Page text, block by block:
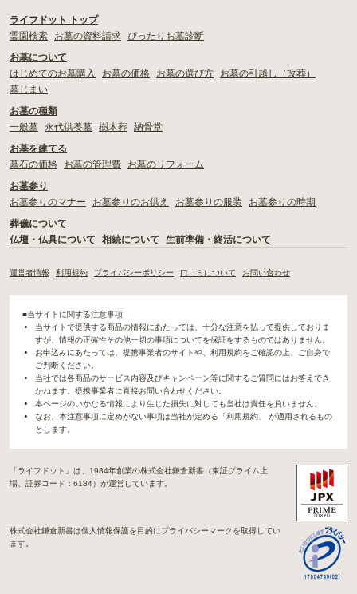
ライフドット トップ
霊園検索
お墓の資料請求 ぴったりお墓診断
お墓について
はじめてのお墓購入
お墓の価格 お墓の選び方
お墓の引越し（改葬）
墓じまい
お墓の種類
一般墓
永代供養墓 樹木葬 納骨堂
お墓を建てる
墓石の価格
お墓の管理費
お墓のリフォーム
お墓参り
お墓参りのマナー
お墓参りのお供え お墓参りの服装
お墓参りの時期
葬儀について
仏壇・仏具について
相続について 生前準備・終活について
運営者情報 利用規約 プライバシーポリシー 口コミについて お問い合わせ
■当サイトに関する注意事項
当サイトで提供する商品の情報にあたっては、十分な注意を払って提供しておりま
すが、情報の正確性その他一切の事項についてを保証をするものではありません。
お申込みにあたっては、提携事業者のサイトや、利用規約をご確認の上、ご自身で
ご判断ください。
当社では各商品のサービス内容及びキャンペーン等に関するご質問にはお答えでき
かねます。提携事業者に直接お問い合わせください。
本ページのいかなる情報により生じた損失に対しても当社は責任を負いません。
なお、本注意事項に定めがない事項は当社が定める「利用規約」 が適用されるもの
とします。
「ライフドット」は、1984年創業の株式会社鎌倉新書（東証プライム上
場、証券コード：6184）が運営しています。
株式会社鎌倉新書は個人情報保護を目的にプライバシーマークを取得してい
ます。